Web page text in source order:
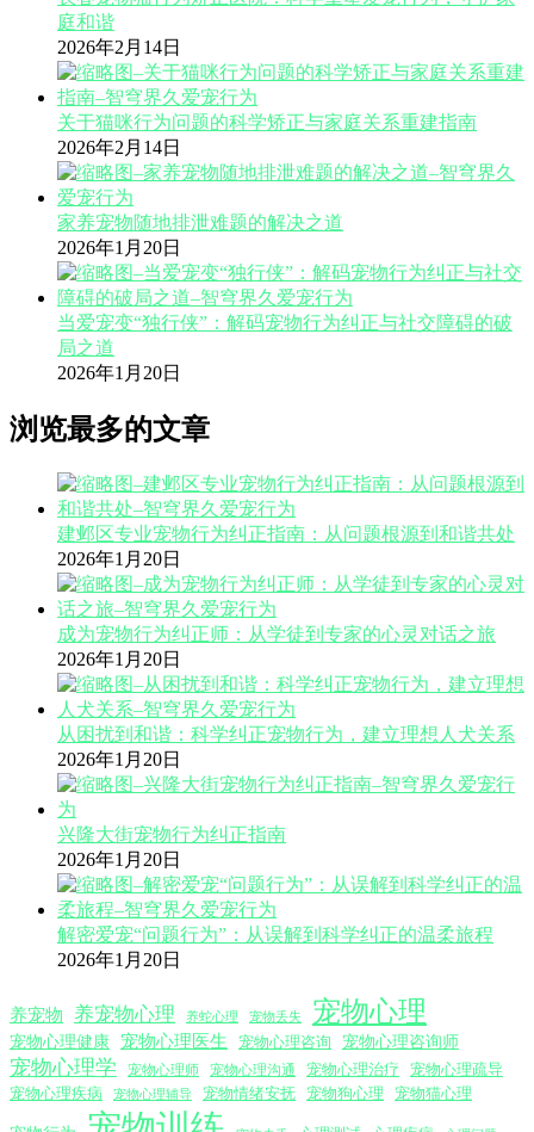
庭和谐
2026年2月14日
关于猫咪行为问题的科学矫正与家庭关系重建指南
2026年2月14日
家养宠物随地排泄难题的解决之道
2026年1月20日
当爱宠变“独行侠”：解码宠物行为纠正与社交障碍的破
局之道
2026年1月20日
浏览最多的文章
建邺区专业宠物行为纠正指南：从问题根源到和谐共处
2026年1月20日
成为宠物行为纠正师：从学徒到专家的心灵对话之旅
2026年1月20日
从困扰到和谐：科学纠正宠物行为，建立理想人犬关系
2026年1月20日
兴隆大街宠物行为纠正指南
2026年1月20日
解密爱宠“问题行为”：从误解到科学纠正的温柔旅程
2026年1月20日
养宠物 养宠物心理 养蛇心理 宠物丢失 宠物心理
宠物心理健康 宠物心理医生 宠物心理咨询 宠物心理咨询师
宠物心理学 宠物心理师 宠物心理沟通 宠物心理治疗
宠物心理疏导
宠物心理疾病
宠物心理辅导 宠物情绪安抚 宠物狗心理 宠物猫心理